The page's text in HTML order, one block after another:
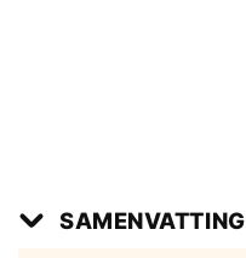
SAMENVATTING